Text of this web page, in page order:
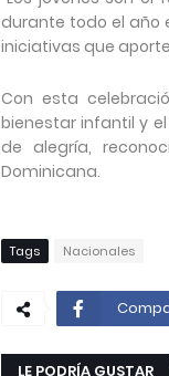
durante todo el año
iniciativas que
Con esta
bienestar infantil y
de alegría,
Dominicana.
Tags Nacionales
LE PODRÍA GUSTAR